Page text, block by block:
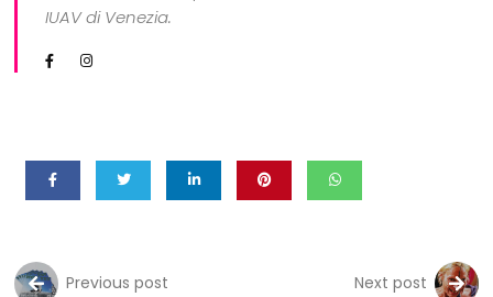
IUAV di Venezia.
Previous post Next post